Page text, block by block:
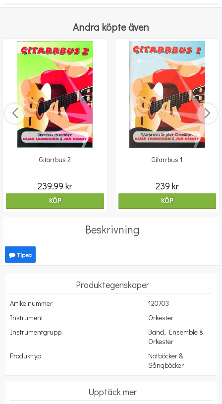
Andra köpte även
Gitarrbus 2
239.99 kr
KÖP
Gitarrbus 1
239 kr
KÖP
Beskrivning
Tipsa
Produktegenskaper
Artikelnummer
120703
Instrument
Orkester
Instrumentgrupp
Band, Ensemble &
Orkester
Produkttyp
Notböcker &
Sångböcker
Upptäck mer